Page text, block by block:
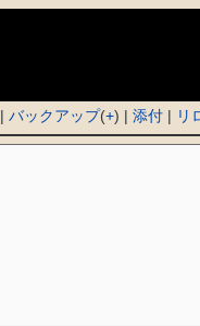
|バックアップ(+) |添付 | リ